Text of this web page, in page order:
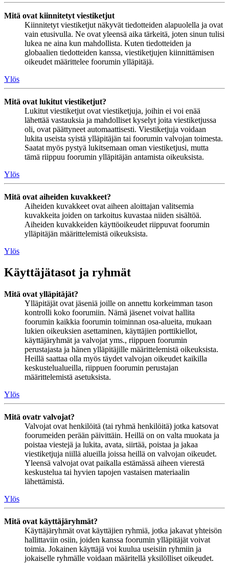
Mitä ovat kiinnitetyt viestiketjut
Kiinnitetyt viestiketjut näkyvät tiedotteiden alapuolella ja ovat
vain etusivulla. Ne ovat yleensä aika tärkeitä, joten sinun tulisi
lukea ne aina kun mahdollista. Kuten tiedotteiden ja
globaalien tiedotteiden kanssa, viestiketjujen kiinnittämisen
oikeudet määrittelee foorumin ylläpitäjä.
Ylös
Mitä ovat lukitut viestiketjut?
Lukitut viestiketjut ovat viestiketjuja, joihin ei voi enää
lähettää vastauksia ja mahdolliset kyselyt joita viestiketjussa
oli, ovat päättyneet automaattisesti. Viestiketjuja voidaan
lukita useista syistä ylläpitäjän tai foorumin valvojan toimesta.
Saatat myös pystyä lukitsemaan oman viestiketjusi, mutta
tämä riippuu foorumin ylläpitäjän antamista oikeuksista.
Ylös
Mitä ovat aiheiden kuvakkeet?
Aiheiden kuvakkeet ovat aiheen aloittajan valitsemia
kuvakkeita joiden on tarkoitus kuvastaa niiden sisältöä.
Aiheiden kuvakkeiden käyttöoikeudet riippuvat foorumin
ylläpitäjän määrittelemistä oikeuksista.
Ylös
Käyttäjätasot ja ryhmät
Mitä ovat ylläpitäjät?
Ylläpitäjät ovat jäseniä joille on annettu korkeimman tason
kontrolli koko foorumiin. Nämä jäsenet voivat hallita
foorumin kaikkia foorumin toiminnan osa-alueita, mukaan
lukien oikeuksien asettaminen, käyttäjien porttikiellot,
käyttäjäryhmät ja valvojat yms., riippuen foorumin
perustajasta ja hänen ylläpitäjille määrittelemistä oikeuksista.
Heillä saattaa olla myös täydet valvojan oikeudet kaikilla
keskustelualueilla, riippuen foorumin perustajan
määrittelemistä asetuksista.
Ylös
Mitä ovatr valvojat?
Valvojat ovat henkilöitä (tai ryhmä henkilöitä) jotka katsovat
foorumeiden perään päivittäin. Heillä on on valta muokata ja
poistaa viestejä ja lukita, avata, siirtää, poistaa ja jakaa
viestiketjuja niillä alueilla joissa heillä on valvojan oikeudet.
Yleensä valvojat ovat paikalla estämässä aiheen vierestä
keskustelua tai hyvien tapojen vastaisen materiaalin
lähettämistä.
Ylös
Mitä ovat käyttäjäryhmät?
Käyttäjäryhmät ovat käyttäjien ryhmiä, jotka jakavat yhteisön
hallittaviin osiin, joiden kanssa foorumin ylläpitäjät voivat
toimia. Jokainen käyttäjä voi kuulua useisiin ryhmiin ja
jokaiselle ryhmälle voidaan määritellä yksilölliset oikeudet.